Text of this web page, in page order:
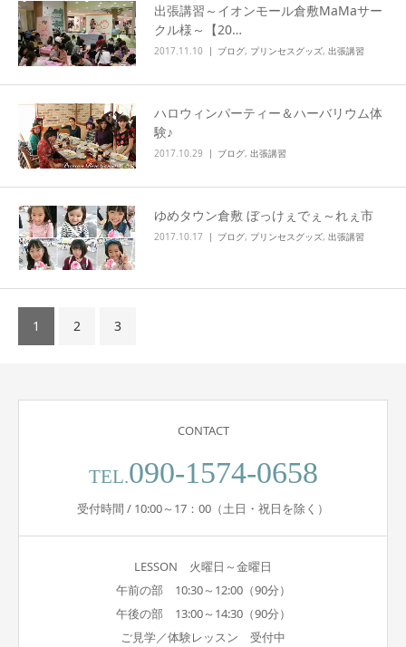
出張講習～イオンモール倉敷MaMaサー
クル様～【20…
2017.11.10 ブログ, プリンセスグッズ, 出張講習
ハロウィンパーティー＆ハーバリウム体
験♪
2017.10.29 ブログ, 出張講習
ゆめタウン倉敷 ぼっけぇでぇ～れぇ市
2017.10.17 ブログ, プリンセスグッズ, 出張講習
1 2 3
CONTACT
TEL.090-1574-0658
受付時間 / 10:00～17：00（土日・祝日を除く）
LESSON 火曜日～金曜日
午前の部 10:30～12:00（90分）
午後の部 13:00～14:30（90分）
ご見学／体験レッスン 受付中